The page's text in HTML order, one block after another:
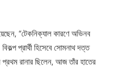
“টেকনিক্যাল কারণে অভিনব
প্রার্থী হিসেবে সোমনাথ দত্ত
প্রথম রানার ছিলেন, আজ তাঁর হাতের